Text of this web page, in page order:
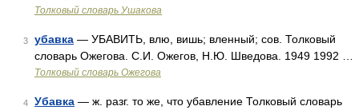
Толковый словарь Ушакова
3 убавка — УБАВИТЬ, влю, вишь; вленный; сов. Толковый
словарь Ожегова. С.И. Ожегов, Н.Ю. Шведова. 1949 1992 …
Толковый словарь Ожегова
4 Убавка — ж. разг. то же, что убавление Толковый словарь